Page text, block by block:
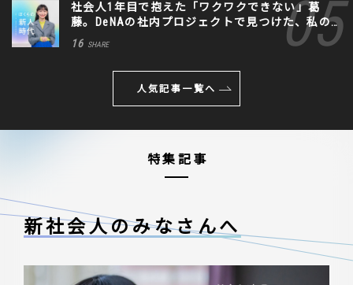
社会人1年目で抱えた「ワクワクできない」葛
藤。DeNAの社内プロジェクトで見つけた、私の
生きる道
16 SHARE
人気記事一覧へ
特集記事
新社会人のみなさんへ